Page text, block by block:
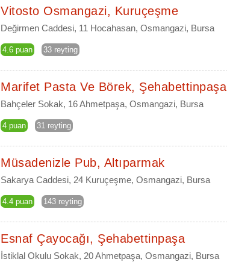
Vitosto Osmangazi, Kuruçeşme
Değirmen Caddesi, 11 Hocahasan, Osmangazi, Bursa
4.6 puan 33 reyting
Marifet Pasta Ve Börek, Şehabettinpaşa
Bahçeler Sokak, 16 Ahmetpaşa, Osmangazi, Bursa
4 puan 31 reyting
Müsadenizle Pub, Altıparmak
Sakarya Caddesi, 24 Kuruçeşme, Osmangazi, Bursa
4.4 puan 143 reyting
Esnaf Çayocağı, Şehabettinpaşa
İstiklal Okulu Sokak, 20 Ahmetpaşa, Osmangazi, Bursa